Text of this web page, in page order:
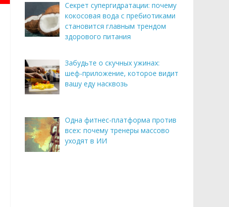
Секрет супергидратации: почему
кокосовая вода с пребиотиками
становится главным трендом
здорового питания
Забудьте о скучных ужинах:
шеф-приложение, которое видит
вашу еду насквозь
Одна фитнес-платформа против
всех: почему тренеры массово
уходят в ИИ